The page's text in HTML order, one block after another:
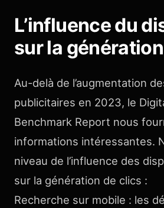
L’influence du
sur la
Au-delà de l’augmentation
publicitaires en 2023, le
Benchmark Report nous
informations intéressantes.
niveau de l’influence des
sur la génération de clics :
Recherche sur mobile : les